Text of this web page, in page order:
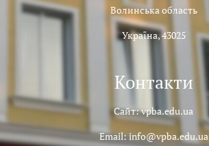
Волинська область
Україна, 43025
Контакти
Сайт: vpba.edu.ua
Email: info@vpba.edu.ua